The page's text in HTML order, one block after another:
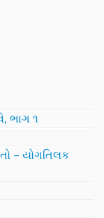
ભાગ ૧
– યોગતિલક